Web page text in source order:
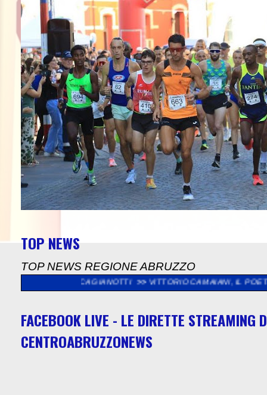
TOP NEWS
TOP NEWS REGIONE ABRUZZO
VITTORIO CAMAIANI, IL POETA DELLA MODA,
FACEBOOK LIVE - LE DIRETTE STREAMING
CENTROABRUZZONEWS